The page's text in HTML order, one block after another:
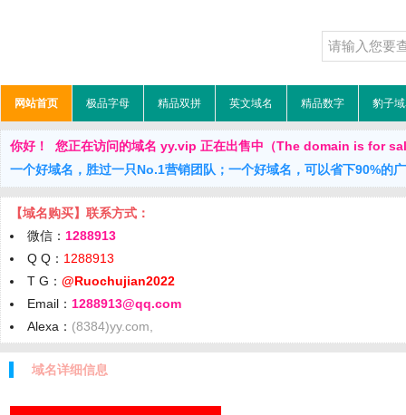
网站首页 极品字母 精品双拼 英文域名 精品数字 豹子
你好！ 您正在访问的域名 yy.vip 正在出售中（The domain is for
一个好域名，胜过一只No.1营销团队；一个好域名，可以省下90%的
【域名购买】联系方式：
微信： 1288913
Q Q： 1288913
T G： @Ruochujian2022
Email： 1288913@qq.com
Alexa： (8384)yy.com,
域名详细信息